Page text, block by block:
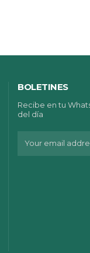
BOLETINES
Recibe en tu
del día